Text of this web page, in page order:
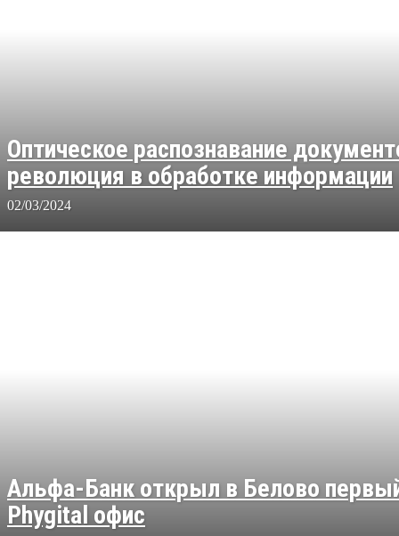
Оптическое распознавание
революция в обработке информации
02/03/2024
Альфа-Банк открыл в Белово
Phygital офис